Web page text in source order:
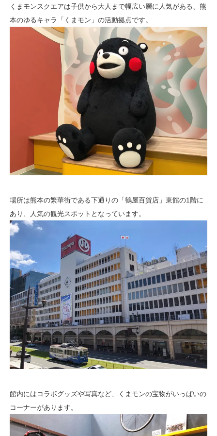
くまモンスクエアは子供から大人まで幅広い層に人気がある、熊
本のゆるキャラ「くまモン」の活動拠点です。
場所は熊本の繁華街である下通りの「鶴屋百貨店」東館の1階に
あり、人気の観光スポットとなっています。
館内にはコラボグッズや写真など、くまモンの宝物がいっぱいの
コーナーがあります。